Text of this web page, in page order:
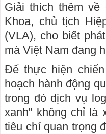
Giải thích thêm về
Khoa, chủ tịch
(VLA), cho biết
mà Việt Nam đang
Để thực hiện
hoạch hành động
trong đó dịch vụ
xanh" không chỉ là
tiêu chí quan trọng